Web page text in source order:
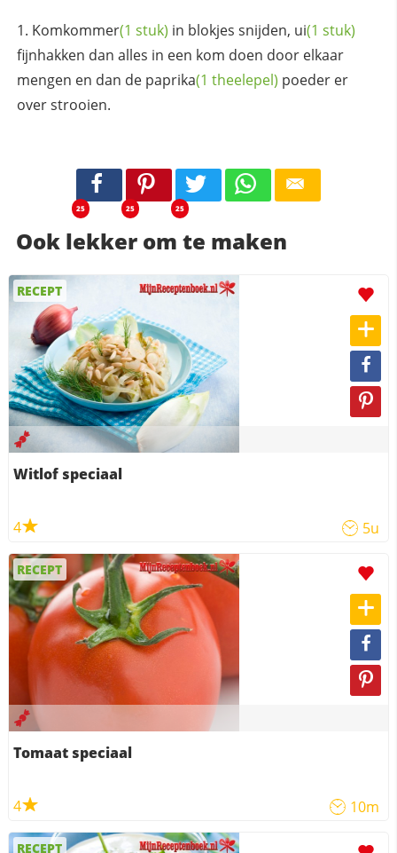
Komkommer(1 stuk) in blokjes snijden, ui(1 stuk)
fijnhakken dan alles in een kom doen door elkaar
mengen en dan de paprika(1 theelepel) poeder er
over strooien.
25 25 25
Ook lekker om te maken
RECEPT
Witlof speciaal
4 5u
RECEPT
Tomaat speciaal
4 10m
RECEPT